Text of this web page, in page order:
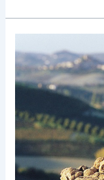
Joya
de
gastronomía:
Trufa
Blanca